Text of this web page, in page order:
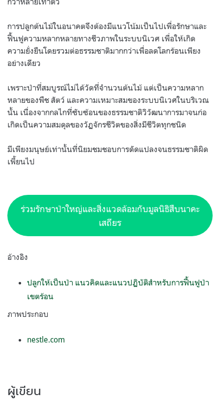
การปลูกต้นไม้ในอนาคตจึงต้องมีแนวโน้มเป็นไปเพื่อรักษาและ
ฟื้นฟูความหลากหลายทางชีวภาพในระบบนิเวศ เพื่อให้เกิด
ความยั่งยืนโดยรวมต่อธรรมชาติมากกว่าเพื่อลดโลกร้อนเพียง
อย่างเดียว
เพราะป่าที่สมบูรณ์ไม่ได้วัดที่จำนวนต้นไม้ แต่เป็นความหลาก
หลายของพืช สัตว์ และความเหมาะสมของระบบนิเวศในบริเวณ
นั้น เนื่องจากกลไกที่ซับซ้อนของธรรมชาติวิวัฒนาการมาจนก่อ
เกิดเป็นความสมดุลของวัฏจักรชีวิตของสิ่งมีชีวิตทุกชนิด
มีเพียงมนุษย์เท่านั้นที่นิยมชมชอบการดัดแปลงจนธรรมชาติผิด
เพี้ยนไป
ร่วมรักษาป่าใหญ่และสิ่งแวดล้อมกับมูลนิธิสืบนาคะ
เสถียร
อ้างอิง
ปลูกให้เป็นป่า แนวคิดและแนวปฏิบัติสำหรับการฟื้นฟูป่า
เขตร้อน
ภาพประกอบ
nestle.com
ผู้เขียน